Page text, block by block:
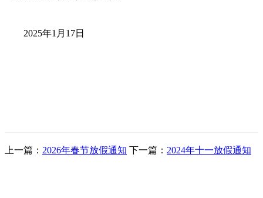
2025年1月17日
上一篇： 2026年春节放假通知 下一篇： 2024年十一放假通知